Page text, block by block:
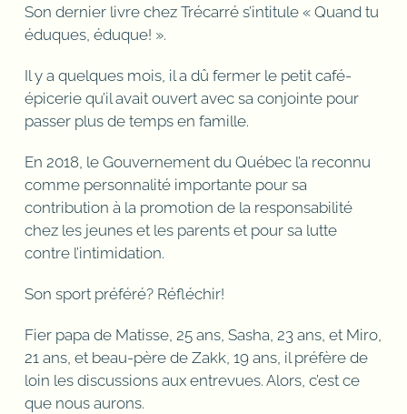
Son dernier livre chez Trécarré s’intitule « Quand tu
éduques, éduque! ».
Il y a quelques mois, il a dû fermer le petit café-
épicerie qu’il avait ouvert avec sa conjointe pour
passer plus de temps en famille.
En 2018, le Gouvernement du Québec l’a reconnu
comme personnalité importante pour sa
contribution à la promotion de la responsabilité
chez les jeunes et les parents et pour sa lutte
contre l’intimidation.
Son sport préféré? Réfléchir!
Fier papa de Matisse, 25 ans, Sasha, 23 ans, et Miro,
21 ans, et beau-père de Zakk, 19 ans, il préfère de
loin les discussions aux entrevues. Alors, c’est ce
que nous aurons.